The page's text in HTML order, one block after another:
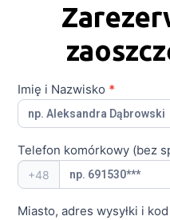
Antena
TV -
PL -
LSTS |
OFF
Imię i Nazwisko *
Telefon komórkowy (bez
+48
Miasto, adres wysyłki i